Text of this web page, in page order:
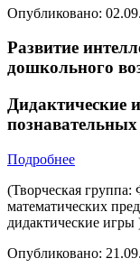
Опубликовано:
Развитие
дошкольного
Дидактические
познавательных
Подробнее
(Творческая
математических
дидактические игры
Опубликовано: